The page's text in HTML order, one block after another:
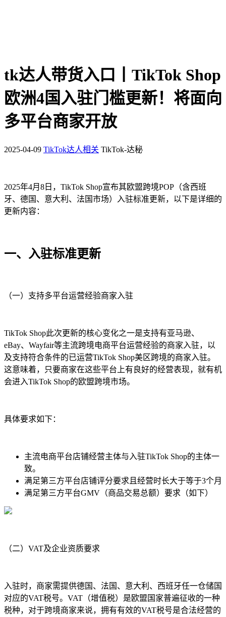
tk达人带货入口丨TikTok Shop
欧洲4国入驻门槛更新！将面向
多平台商家开放
2025-04-09 TikTok达人相关 TikTok-达秘
2025年4月8日，TikTok Shop宣布其欧盟跨境POP（含西班
牙、德国、意大利、法国市场）入驻标准更新，以下是详细的
更新内容：
一、入驻标准更新
（一）支持多平台运营经验商家入驻
TikTok Shop此次更新的核心变化之一是支持有亚马逊、
eBay、Wayfair等主流跨境电商平台运营经验的商家入驻，以
及支持符合条件的已运营TikTok Shop美区跨境的商家入驻。
这意味着，只要商家在这些平台上有良好的经营表现，就有机
会进入TikTok Shop的欧盟跨境市场。
具体要求如下：
主流电商平台店铺经营主体与入驻TikTok Shop的主体一
致。
满足第三方平台店铺评分要求且经营时长大于等于3个月
满足第三方平台GMV（商品交易总额）要求（如下）
（二）VAT及企业资质要求
入驻时，商家需提供德国、法国、意大利、西班牙任一仓储国
对应的VAT税号。VAT（增值税）是欧盟国家普遍征收的一种
税种，对于跨境商家来说，拥有有效的VAT税号是合法经营的